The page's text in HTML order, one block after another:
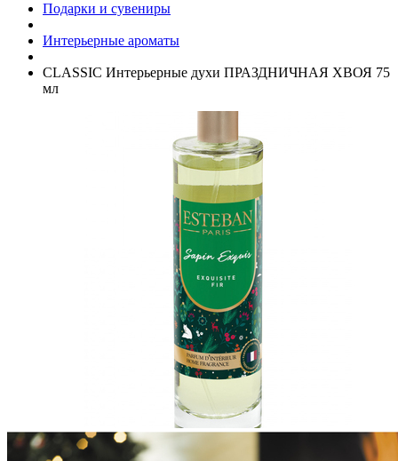
Подарки и сувениры
Интерьерные ароматы
CLASSIC Интерьерные духи ПРАЗДНИЧНАЯ ХВОЯ 75
мл